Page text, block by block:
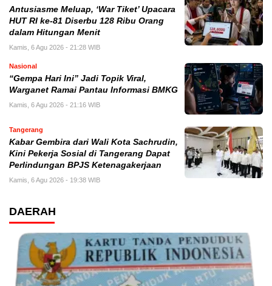
Antusiasme Meluap, ‘War Tiket’ Upacara
HUT RI ke-81 Diserbu 128 Ribu Orang
dalam Hitungan Menit
Kamis, 6 Agu 2026 - 21:28 WIB
Nasional
“Gempa Hari Ini” Jadi Topik Viral,
Warganet Ramai Pantau Informasi BMKG
Kamis, 6 Agu 2026 - 21:16 WIB
Tangerang
Kabar Gembira dari Wali Kota Sachrudin,
Kini Pekerja Sosial di Tangerang Dapat
Perlindungan BPJS Ketenagakerjaan
Kamis, 6 Agu 2026 - 19:38 WIB
DAERAH